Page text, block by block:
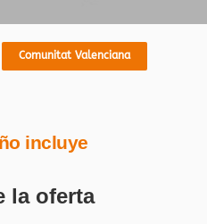
Comunitat Valenciana
incluye
la oferta